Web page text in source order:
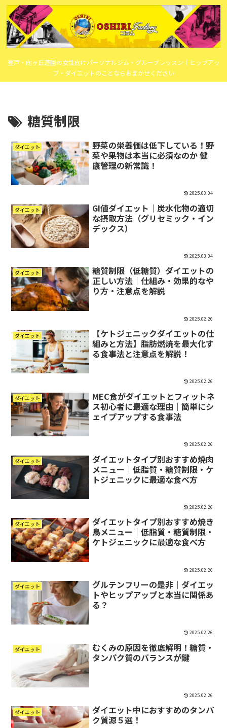
登戸・向ヶ丘遊園の女性向けパーソナルジム・グループレッスン｜ヒップアッ
プ・ダイエットのことならおまかせください
糖質制限
ダイエット
野菜の栄養価は低下している！野
菜や果物は本当に必須なのか 健
康管理の新常識！
2025.03.04
ダイエット
GI値ダイエット｜炭水化物の適切
な摂取方法（グリセミック・イン
デックス）
2025.03.04
ダイエット
糖質制限（低糖質）ダイエットの
正しい方法｜仕組み・効果的なや
り方・注意点を解説
2025.02.26
ダイエット
【ケトジェニックダイエットの仕
組みと方法】脂肪燃焼を最大化す
る食事法と注意点を解説！
2025.02.26
ダイエット
MEC食がダイエットとフィットネ
ス初心者に最適な理由｜簡単にシ
ェイプアップする食事法
2025.02.26
ダイエット
ダイエットタイプ別おすすめ焼肉
メニュー｜低脂質・糖質制限・ケ
トジェニックに最適な食べ方
2025.02.26
ダイエット
ダイエットタイプ別おすすめ焼き
鳥メニュー｜低脂質・糖質制限・
ケトジェニックに最適な食べ方
2025.02.26
ダイエット
グルテンフリーの是非｜ダイエッ
トやヒップアップと本当に関係あ
る？
2025.02.26
ダイエット
むくみの原因を徹底解明！糖質・
タンパク質のバランスが鍵
2025.02.26
ダイエット
ダイエット中におすすめのタンパ
ク質源５選！